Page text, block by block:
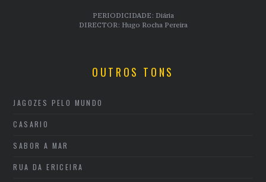
PERIODICIDADE: Diária
DIRECTOR: Hugo Rocha Pereira
OUTROS TONS
JAGOZES PELO MUNDO
CASARIO
SABOR A MAR
RUA DA ERICEIRA